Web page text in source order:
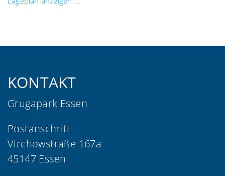
KONTAKT
Grugapark Essen
Postanschrift
Virchowstraße 167a
45147 Essen